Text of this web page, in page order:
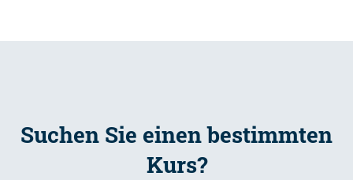
Suchen Sie einen bestimmten
Kurs?